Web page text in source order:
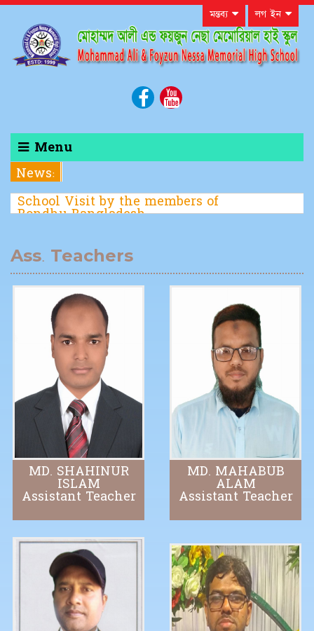
মন্তব্য লগ ইন
Menu
News:
School Visit by the members of
Bondhu Bangladesh
Ass. Teachers
MD. SHAHINUR
ISLAM
Assistant Teacher
MD. MAHABUB
ALAM
Assistant Teacher